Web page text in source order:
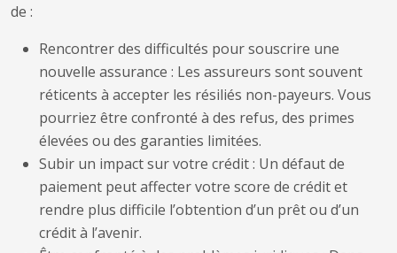
de :
Rencontrer des difficultés pour souscrire une
nouvelle assurance : Les assureurs sont souvent
réticents à accepter les résiliés non-payeurs. Vous
pourriez être confronté à des refus, des primes
élevées ou des garanties limitées.
Subir un impact sur votre crédit : Un défaut de
paiement peut affecter votre score de crédit et
rendre plus difficile l’obtention d’un prêt ou d’un
crédit à l’avenir.